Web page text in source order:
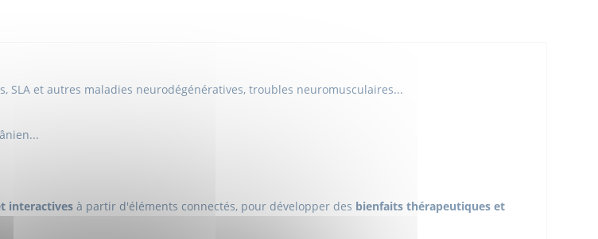
et autres maladies neurodégénératives, troubles neuromusculaires...
interactives à partir d'éléments connectés, pour développer des bienfaits thérapeutiques et